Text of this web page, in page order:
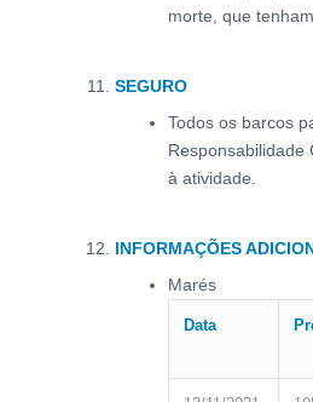
morte, que
SEGURO
Todos os barcos
Responsabilidade
à atividade.
INFORMAÇÕES
Marés
Data P